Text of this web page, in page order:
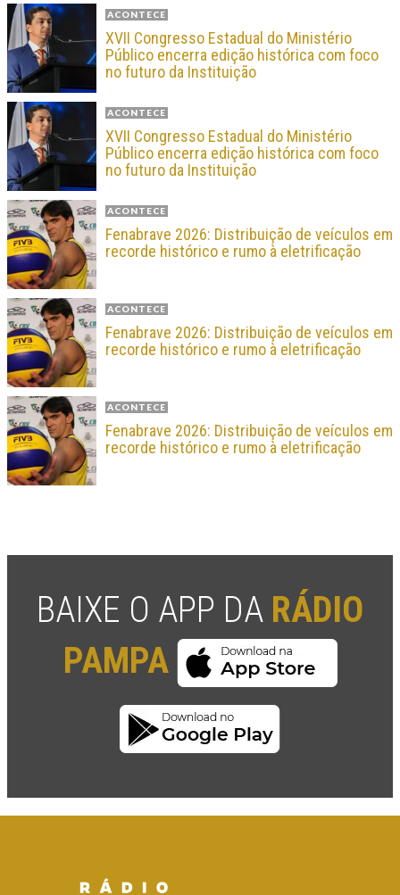
ACONTECE
XVII Congresso Estadual do Ministério
Público encerra edição histórica com foco
no futuro da Instituição
ACONTECE
XVII Congresso Estadual do Ministério
Público encerra edição histórica com foco
no futuro da Instituição
ACONTECE
Fenabrave 2026: Distribuição de veículos em
recorde histórico e rumo à eletrificação
ACONTECE
Fenabrave 2026: Distribuição de veículos em
recorde histórico e rumo à eletrificação
ACONTECE
Fenabrave 2026: Distribuição de veículos em
recorde histórico e rumo à eletrificação
BAIXE O APP DA RÁDIO
PAMPA